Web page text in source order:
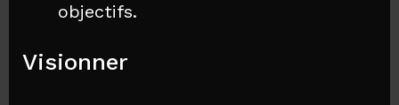
objectifs.
Visionner